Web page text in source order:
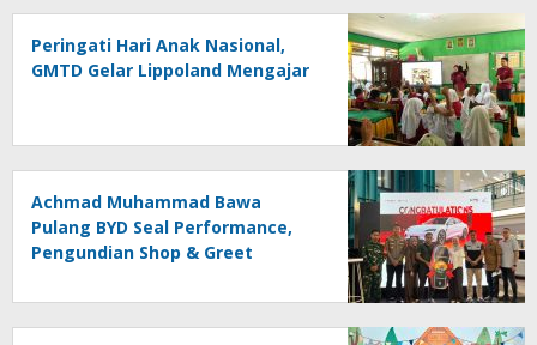
Peringati Hari Anak Nasional,
GMTD Gelar Lippoland Mengajar
Achmad Muhammad Bawa
Pulang BYD Seal Performance,
Pengundian Shop & Greet
Disaksikan Publik